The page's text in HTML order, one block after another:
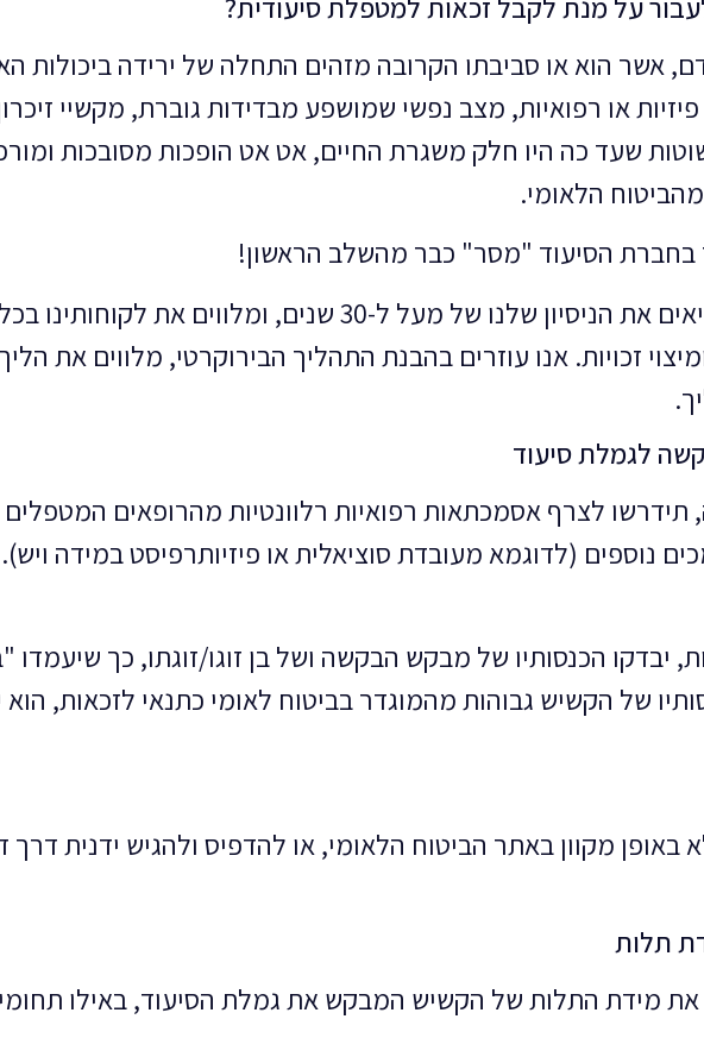
אשר הוא או סביבתו הקרובה מזהים התחלה של ירידה ביכולות
או רפואיות, מצב נפשי שמושפע מבדידות גוברת, מקשיי
שעד כה היו חלק משגרת החיים, אט אט הופכות מסובכות
הלאומי.
בחברת הסיעוד "מסר" כבר מהשלב הראשון!
אנו בחברת מסר, מביאים את הניסיון שלנו של מעל ל-30
זכויות. אנו עוזרים בהבנת התהליך הבירוקרטי, מלווים את
לגמלת סיעוד
לצרף אסמכתאות רפואיות רלוונטיות מהרופאים המטפלים
נוספים (לדוגמא מעובדת סוציאלית או פיזיותרפיסט במידה ויש).
יבדקו הכנסותיו של מבקש הבקשה ושל בן זוגו/זוגתו, כך
של הקשיש גבוהות מהמוגדר בביטוח לאומי כתנאי לזכאות,
מקוון באתר הביטוח הלאומי, או להדפיס ולהגיש ידנית דרך
תלות
את מידת התלות של הקשיש המבקש את גמלת הסיעוד, באילו